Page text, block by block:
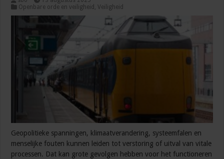
Openbare orde en veiligheid ,Veiligheid
Geopolitieke spanningen, klimaatverandering, systeemfalen en
menselijke fouten kunnen leiden tot verstoring of uitval van vitale
processen. Dat kan grote gevolgen hebben voor het functioneren